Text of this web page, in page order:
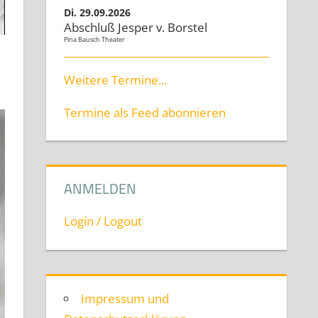
Di. 29.09.2026
Abschluß Jesper v. Borstel
Pina Bausch Theater
Weitere Termine...
Termine als Feed abonnieren
ANMELDEN
Login / Logout
Impressum und